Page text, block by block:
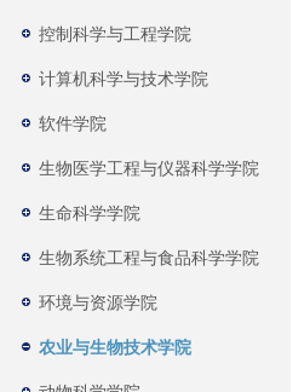
控制科学与工程学院
计算机科学与技术学院
软件学院
生物医学工程与仪器科学学院
生命科学学院
生物系统工程与食品科学学院
环境与资源学院
农业与生物技术学院